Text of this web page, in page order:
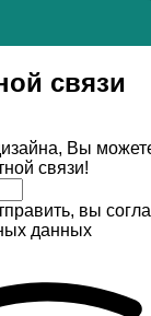
связи
Вы
связи!
вы
данных